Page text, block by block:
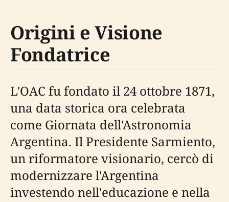
Origini e Visione
Fondatrice
L'OAC fu fondato il 24 ottobre 1871,
una data storica ora celebrata
come Giornata dell'Astronomia
Argentina. Il Presidente Sarmiento,
un riformatore visionario, cercò di
modernizzare l'Argentina
investendo nell'educazione e nella